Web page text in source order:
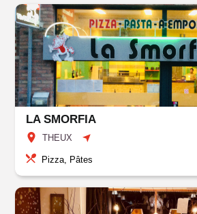
LA SMORFIA
THEUX
Pizza, Pâtes